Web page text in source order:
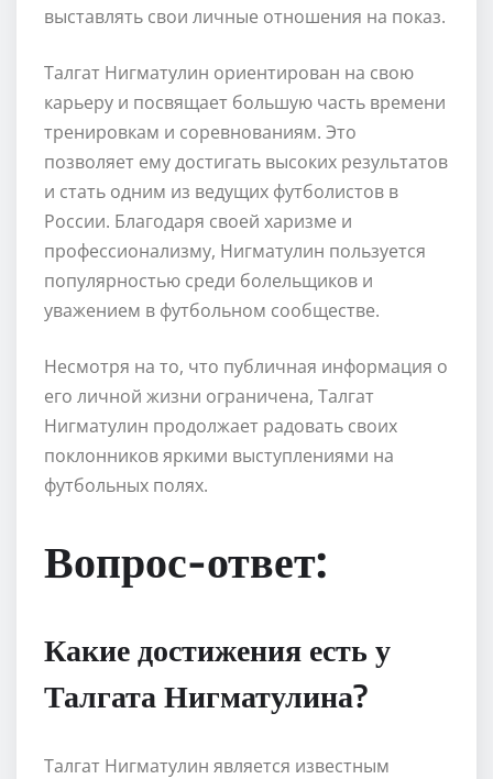
выставлять свои личные отношения на показ.
Талгат Нигматулин ориентирован на свою
карьеру и посвящает большую часть времени
тренировкам и соревнованиям. Это
позволяет ему достигать высоких результатов
и стать одним из ведущих футболистов в
России. Благодаря своей харизме и
профессионализму, Нигматулин пользуется
популярностью среди болельщиков и
уважением в футбольном сообществе.
Несмотря на то, что публичная информация о
его личной жизни ограничена, Талгат
Нигматулин продолжает радовать своих
поклонников яркими выступлениями на
футбольных полях.
Вопрос-ответ:
Какие достижения есть у
Талгата Нигматулина?
Талгат Нигматулин является известным